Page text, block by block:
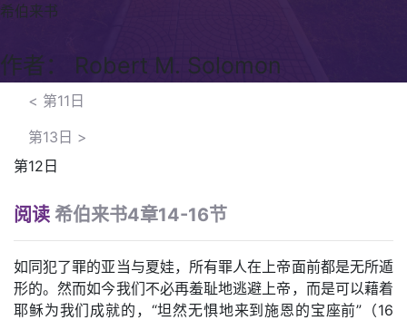
希伯来书
作者： Robert M. Solomon
< 第11日
第13日 >
第12日
阅读 希伯来书4章14-16节
如同犯了罪的亚当与夏娃，所有罪人在上帝面前都是无所遁
形的。然而如今我们不必再羞耻地逃避上帝，而是可以藉着
耶稣为我们成就的，“坦然无惧地来到施恩的宝座前”（16